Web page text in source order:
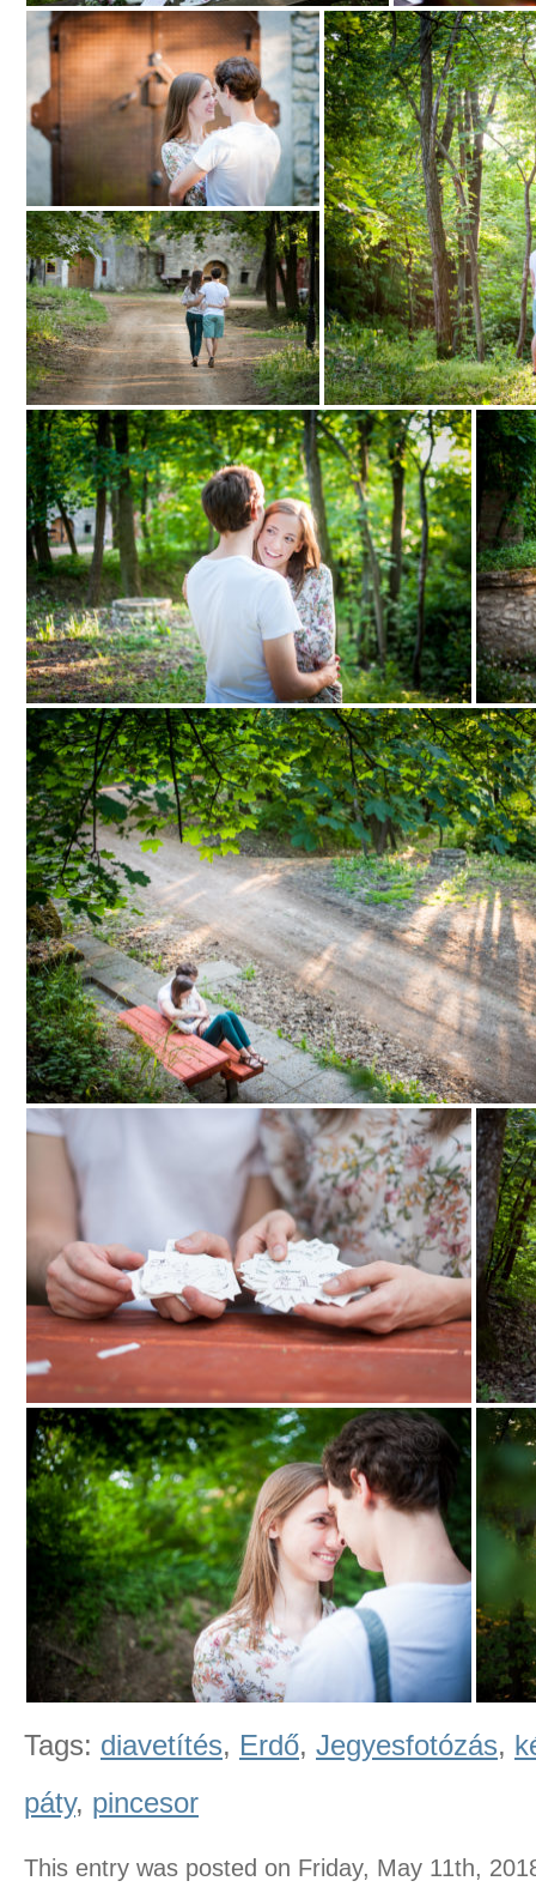
Tags: diavetítés, Erdő, Jegyesfotózás,
páty, pincesor
This entry was posted on Friday, May 11th,